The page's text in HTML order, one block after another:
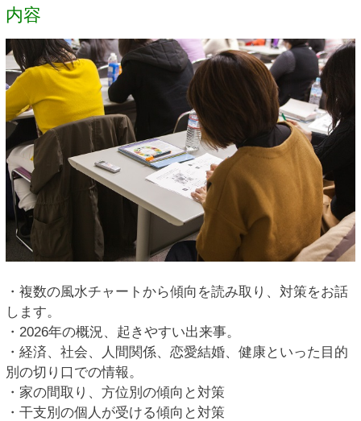
内容
・複数の風水チャートから傾向を読み取り、対策をお話
します。
・2026年の概況、起きやすい出来事。
・経済、社会、人間関係、恋愛結婚、健康といった目的
別の切り口での情報。
・家の間取り、方位別の傾向と対策
・干支別の個人が受ける傾向と対策